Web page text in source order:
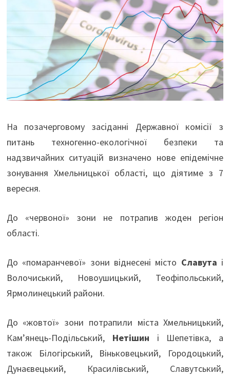
На позачерговому засіданні Державної комісії з
питань техногенно-екологічної безпеки та
надзвичайних ситуацій визначено нове епідемічне
зонування Хмельницької області, що діятиме з 7
вересня.
До «червоної» зони не потрапив жоден регіон
області.
До «помаранчевої» зони віднесені місто Славута і
Волочиський, Новоушицький, Теофіпольський,
Ярмолинецький райони.
До «жовтої» зони потрапили міста Хмельницький,
Кам’янець-Подільський, Нетішин і Шепетівка, а
також Білогірський, Віньковецький, Городоцький,
Дунаєвецький, Красилівський, Славутський,